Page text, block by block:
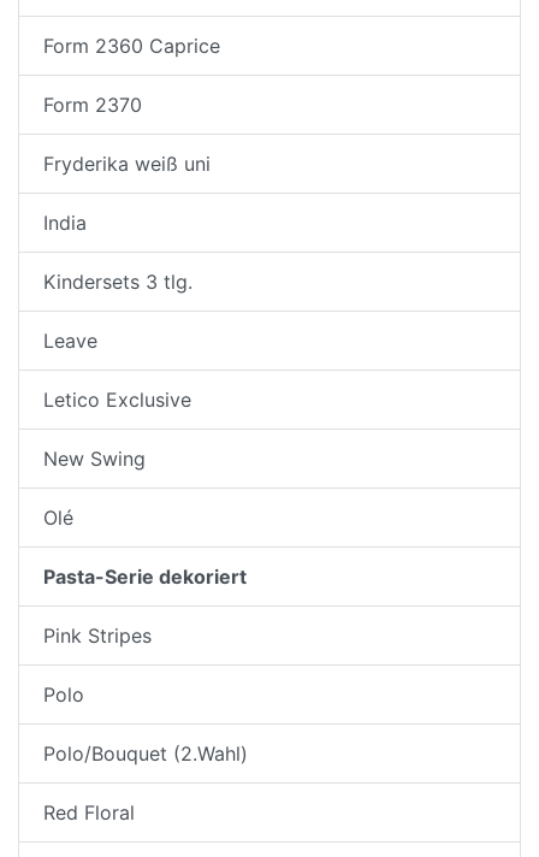
Form 2360 Caprice
Form 2370
Fryderika weiß uni
India
Kindersets 3 tlg.
Leave
Letico Exclusive
New Swing
Olé
Pasta-Serie dekoriert
Pink Stripes
Polo
Polo/Bouquet (2.Wahl)
Red Floral